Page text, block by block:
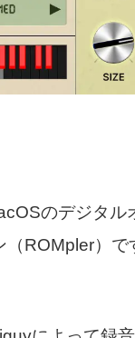
のデジタル
ROMpler）で